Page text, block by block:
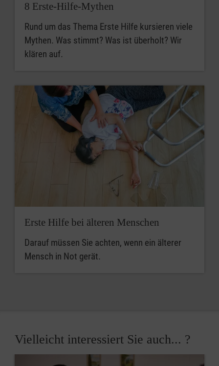
8 Erste-Hilfe-Mythen
Rund um das Thema Erste Hilfe kursieren viele
Mythen. Was stimmt? Was ist überholt? Wir
klären auf.
Erste Hilfe bei älteren Menschen
Darauf müssen Sie achten, wenn ein älterer
Mensch in Not gerät.
Vielleicht interessiert Sie auch... ?